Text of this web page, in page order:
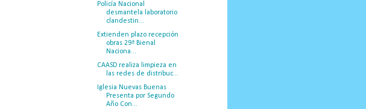
Policía Nacional
desmantela laboratorio
clandestin...
Extienden plazo recepción
obras 29ª Bienal
Naciona...
CAASD realiza limpieza en
las redes de distribuc...
Iglesia Nuevas Buenas
Presenta por Segundo
Año Con...